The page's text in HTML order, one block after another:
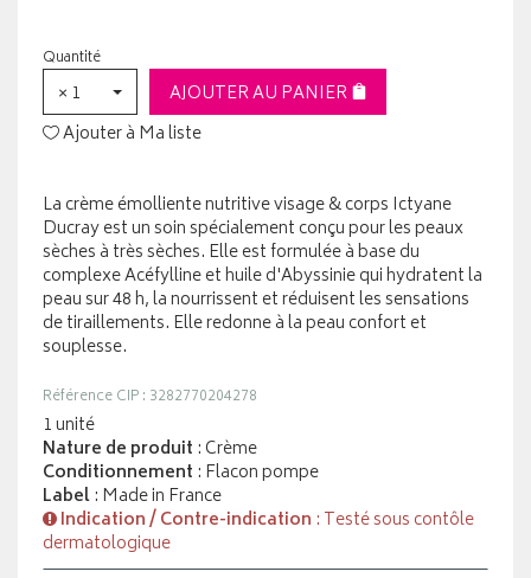
Quantité
× 1
AJOUTER AU PANIER
Ajouter à Ma liste
La crème émolliente nutritive visage & corps Ictyane
Ducray est un soin spécialement conçu pour les peaux
sèches à très sèches. Elle est formulée à base du
complexe Acéfylline et huile d'Abyssinie qui hydratent la
peau sur 48 h, la nourrissent et réduisent les sensations
de tiraillements. Elle redonne à la peau confort et
souplesse.
Référence CIP : 3282770204278
1 unité
Nature de produit : Crème
Conditionnement : Flacon pompe
Label: Made in France
Indication / Contre-indication : Testé sous contôle
dermatologique